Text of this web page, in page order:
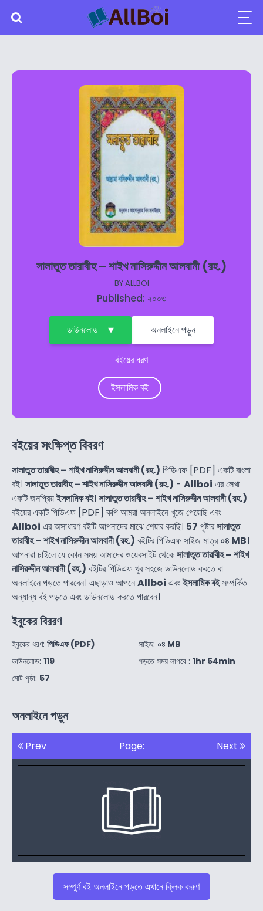
সালাতুত তারাবীহ – শাইখ নাসিরুদ্দীন আলবানী (রহ.)
BYALLBOI
Published: ২০০৩
ডাউনলোড অনলাইনে পড়ুন
বইয়ের ধরণ
ইসলামিক বই
বইয়ের সংক্ষিপ্ত বিবরণ
সালাতুত তারাবীহ – শাইখ নাসিরুদ্দীন আলবানী (রহ.) পিডিএফ [PDF] একটি বাংলা
বই। সালাতুত তারাবীহ – শাইখ নাসিরুদ্দীন আলবানী (রহ.) - Allboi এর লেখা
একটি জনপ্রিয়ইসলামিক বই। সালাতুত তারাবীহ – শাইখ নাসিরুদ্দীন আলবানী (রহ.)
বইয়ের একটি পিডিএফ [PDF] কপি আমরা অনলাইনে খুজে পেয়েছি এবং
Allboi এর অসাধারণ বইটি আপনাদের মাঝে শেয়ার করছি। 57 পৃষ্টারসালাতুত
তারাবীহ – শাইখ নাসিরুদ্দীন আলবানী (রহ.) বইটির পিডিএফ সাইজ মাত্র০৪ MB।
আপনারা চাইলে যে কোন সময় আমাদের ওয়েবসাইট থেকেসালাতুত তারাবীহ – শাইখ
নাসিরুদ্দীন আলবানী (রহ.) বইটির পিডিএফ খুব সহজে ডাউনলোড করতে বা
অনলাইনে পড়তে পারবেন। এছাড়াও আপনেAllboi এবংইসলামিক বইসম্পর্কিত
অন্যান্য বই পড়তে এবং ডাউনলোড করতে পারবেন।
ইবুকের বিররণ
ইবুকের ধরণ: পিডিএফ (PDF)
ডাউনলোড: 119
মোট পৃষ্ঠা: 57
সাইজ: ০৪ MB
পড়তে সময় লাগবে : 1hr 54min
অনলাইনে পড়ুন
Prev Page: Next
সম্পুর্ণ বই অনলাইনে পড়তে এখানে ক্লিক করুণ